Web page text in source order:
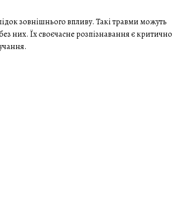
зовнішнього впливу. Такі травми можуть
них. Їх своєчасне розпізнавання є критично